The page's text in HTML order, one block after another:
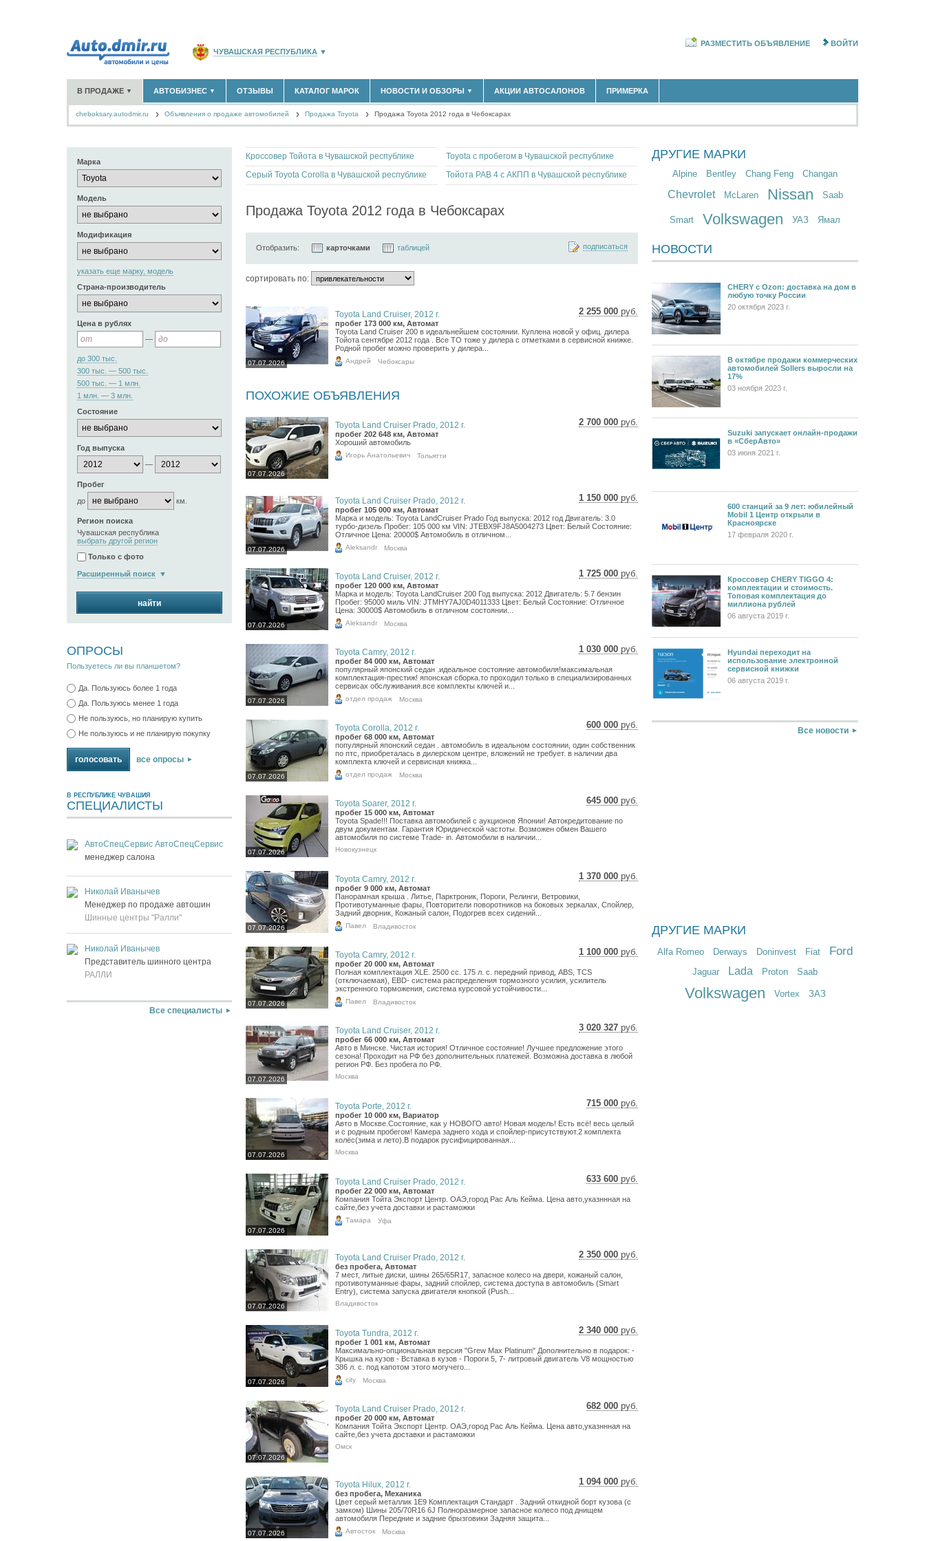
ЧУВАШСКАЯ РЕСПУБЛИКА ▼
МОСКВА И ОБЛАСТЬ(58180)
САНКТ-ПЕТЕРБУРГ И ОБЛАСТЬ (14304)
КРЫМ РЕСПУБЛИКА(412)
СЕВАСТОПОЛЬ(11)
РАЗМЕСТИТЬ ОБЪЯВЛЕНИЕ ВОЙТИ
В ПРОДАЖЕ ▼
НОВЫЕ АВТОМОБИЛИ(13)
АВТОБИЗНЕС ▼
ОФИЦИАЛЬНЫЕ ДИЛЕРЫ(6)
ТАКСИ(0)
ЗАПЧАСТИ(0)
СПЕЦИАЛИСТЫ(6)
ОТЗЫВЫ КАТАЛОГ МАРОК НОВОСТИ И ОБЗОРЫ ▼
НОВОСТИ РЫНКА
МАТЕРИАЛЫ ПАРТНЕРОВ
ВЫСТАВКИ И АВТОСАЛОНЫ
АКЦИИ АВТОСАЛОНОВ ПРИМЕРКА
cheboksary.autodmir.ru Объявления о продаже автомобилей Продажа Toyota Продажа Toyota 2012 года в Чебоксарах
Марка
Модель
Модификация
указать еще марку, модель
Страна-производитель
Цена в рублях
—
до 300 тыс.
300 тыс. — 500 тыс.
500 тыс. — 1 млн.
1 млн. — 3 млн.
Состояние
Год выпуска
—
Пробег
до
км.
Регион поиска
Чувашская республика
выбрать другой регион
Только с фото
Расширенный поиск
найти
ОПРОСЫ
Пользуетесь ли вы планшетом?
Да. Пользуюсь более 1 года
Да. Пользуюсь менее 1 года
Не пользуюсь, но планирую купить
Не пользуюсь и не планирую покупку
все опросы
В РЕСПУБЛИКЕ ЧУВАШИЯ
СПЕЦИАЛИСТЫ
АвтоСпецСервис АвтоСпецСервис
менеджер салона
Николай Иванычев
Менеджер по продаже автошин
Шинные центры "Ралли"
Николай Иванычев
Представитель шинного центра
РАЛЛИ
Все специалисты
Кроссовер Тойота в Чувашской республике
Toyota с пробегом в Чувашской республике
Серый Toyota Corolla в Чувашской республике
Тойота РАВ 4 с АКПП в Чувашской республике
Продажа Toyota 2012 года в Чебоксарах
Отобразить: карточками таблицей подписаться
cортировать по:
07.07.2026
2 255 000 руб.
32 983 €
Toyota Land Cruiser, 2012 г.
пробег 173 000 км, Автомат
Toyota Land Cruiser 200 в идеальнейшем состоянии. Куплена новой у офиц. дилера
Тойота сентябре 2012 года . Все ТО тоже у дилера с отметками в сервисной книжке.
Родной пробег можно проверить у дилера...
Андрей Чебоксары
ПОХОЖИЕ ОБЪЯВЛЕНИЯ
07.07.2026
2 700 000 руб.
Toyota Land Cruiser Prado, 2012 г.
пробег 202 648 км, Автомат
Хороший автомобиль
Игорь Анатольевич Тольятти
07.07.2026
1 150 000 руб.
16 820 €
Toyota Land Cruiser Prado, 2012 г.
пробег 105 000 км, Автомат
Марка и модель: Toyota LandCruiser Prado Год выпуска: 2012 год Двигатель: 3.0
турбо-дизель Пробег: 105 000 км VIN: JTEBX9FJ8A5004273 Цвет: Белый Состояние:
Отличное Цена: 20000$ Автомобиль в отличном...
Aleksandr Москва
07.07.2026
1 725 000 руб.
25 231 €
Toyota Land Cruiser, 2012 г.
пробег 120 000 км, Автомат
Марка и модель: Toyota LandCruiser 200 Год выпуска: 2012 Двигатель: 5.7 бензин
Пробег: 95000 миль VIN: JTMHY7AJ0D4011333 Цвет: Белый Состояние: Отличное
Цена: 30000$ Автомобиль в отличном состоянии...
Aleksandr Москва
07.07.2026
1 030 000 руб.
15 065 €
Toyota Camry, 2012 г.
пробег 84 000 км, Автомат
популярный японский седан .идеальное состояние автомобиля!максимальная
комплектация-престиж! японская сборка.то проходил только в специализированных
сервисах обслуживания.все комплекты ключей и...
отдел продаж Москва
07.07.2026
600 000 руб.
8 776 €
Toyota Corolla, 2012 г.
пробег 68 000 км, Автомат
популярный японский седан . автомобиль в идеальном состоянии, один собственник
по птс, приобреталась в дилерском центре, вложений не требует. в наличии два
комплекта ключей и сервисная книжка...
отдел продаж Москва
07.07.2026
645 000 руб.
9 434 €
Toyota Soarer, 2012 г.
пробег 15 000 км, Автомат
Toyota Spade!!! Поставка автомобилей с аукционов Японии! Автокредитование по
двум документам. Гарантия Юридической частоты. Возможен обмен Вашего
автомобиля по системе Trade- in. Автомобили в наличии...
Новокузнецк
07.07.2026
1 370 000 руб.
Toyota Camry, 2012 г.
пробег 9 000 км, Автомат
Панорамная крыша . Литье, Парктроник, Пороги, Релинги, Ветровики,
Противотуманные фары, Повторители поворотников на боковых зеркалах, Спойлер,
Задний дворник, Кожаный салон, Подогрев всех сидений...
Павел Владивосток
07.07.2026
1 100 000 руб.
16 089 €
Toyota Camry, 2012 г.
пробег 20 000 км, Автомат
Полная комплектация XLE. 2500 сс. 175 л. с. передний привод, ABS, TCS
(отключаемая), EBD- система распределения тормозного усилия, усилитель
экстренного торможения, система курсовой устойчивости...
Павел Владивосток
07.07.2026
3 020 327 руб.
44 177 €
Toyota Land Cruiser, 2012 г.
пробег 66 000 км, Автомат
Авто в Минске. Чистая история! Отличное состояние! Лучшее предложение этого
сезона! Проходит на РФ без дополнительных платежей. Возможна доставка в любой
регион РФ. Без пробега по РФ.
Москва
07.07.2026
715 000 руб.
10 458 €
Toyota Porte, 2012 г.
пробег 10 000 км, Вариатор
Авто в Москве.Состояние, как у НОВОГО авто! Новая модель! Есть всё! весь целый
и с родным пробегом! Камера заднего хода и спойлер-присутствуют.2 комплекта
колёс(зима и лето).В подарок русифицированная...
Москва
07.07.2026
633 600 руб.
9 267 €
Toyota Land Cruiser Prado, 2012 г.
пробег 22 000 км, Автомат
Компания Тойта Экспорт Центр. ОАЭ,город Рас Аль Кейма. Цена авто,указннная на
сайте,без учета доставки и растаможки
Тамара Уфа
07.07.2026
2 350 000 руб.
34 372 €
Toyota Land Cruiser Prado, 2012 г.
без пробега, Автомат
7 мест, литые диски, шины 265/65R17, запасное колесо на двери, кожаный салон,
противотуманные фары, задний спойлер, система доступа в автомобиль (Smart
Entry), система запуска двигателя кнопкой (Push...
Владивосток
07.07.2026
2 340 000 руб.
34 226 €
Toyota Tundra, 2012 г.
пробег 1 001 км, Автомат
Максимально-опциональная версия "Grew Max Platinum" Дополнительно в подарок: -
Крышка на кузов - Вставка в кузов - Пороги 5, 7- литровый двигатель V8 мощностью
386 л. с. под капотом этого могучего...
city Москва
07.07.2026
682 000 руб.
9 975 €
Toyota Land Cruiser Prado, 2012 г.
пробег 20 000 км, Автомат
Компания Тойта Экспорт Центр. ОАЭ,город Рас Аль Кейма. Цена авто,указннная на
сайте,без учета доставки и растаможки
Омск
07.07.2026
1 094 000 руб.
16 001 €
Toyota Hilux, 2012 г.
без пробега, Механика
Цвет серый металлик 1E9 Комплектация Стандарт . Задний откидной борт кузова (с
замком) Шины 205/70R16 6J Полноразмерное запасное колесо под днищем
автомобиля Передние и задние брызговики Задняя защита...
Автосток Москва
ДРУГИЕ МАРКИ
Alpine Bentley Chang Feng Changan
Chevrolet McLaren Nissan Saab
Smart Volkswagen УАЗ Ямал
НОВОСТИ
CHERY c Ozon: доставка на дом в
любую точку России
20 октября 2023 г.
В октябре продажи коммерческих
автомобилей Sollers выросли на
17%
03 ноября 2023 г.
Suzuki запускает онлайн-продажи
в «СберАвто»
03 июня 2021 г.
600 станций за 9 лет: юбилейный
Mobil 1 Центр открыли в
Красноярске
17 февраля 2020 г.
Кроссовер CHERY TIGGO 4:
комплектации и стоимость.
Топовая комплектация до
миллиона рублей
06 августа 2019 г.
Hyundai переходит на
использование электронной
сервисной книжки
06 августа 2019 г.
Все новости
ДРУГИЕ МАРКИ
Alfa Romeo Derways Doninvest Fiat Ford
Jaguar Lada Proton Saab
Volkswagen Vortex ЗАЗ